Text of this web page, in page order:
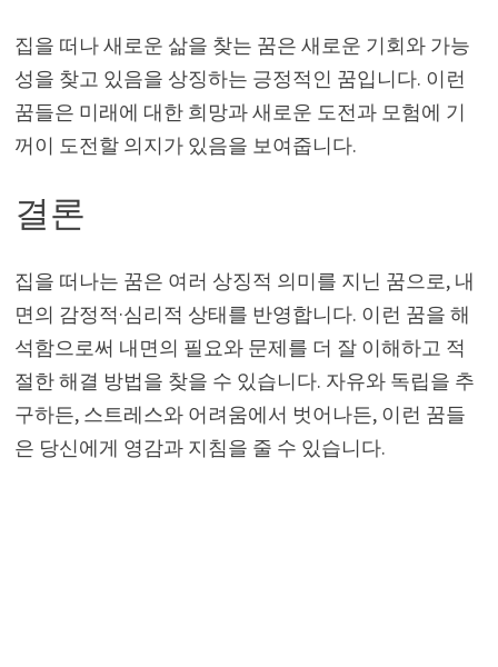
집을 떠나 새로운 삶을 찾는 꿈은 새로운 기회와 가능
성을 찾고 있음을 상징하는 긍정적인 꿈입니다. 이런
꿈들은 미래에 대한 희망과 새로운 도전과 모험에 기
꺼이 도전할 의지가 있음을 보여줍니다.
결론
집을 떠나는 꿈은 여러 상징적 의미를 지닌 꿈으로, 내
면의 감정적·심리적 상태를 반영합니다. 이런 꿈을 해
석함으로써 내면의 필요와 문제를 더 잘 이해하고 적
절한 해결 방법을 찾을 수 있습니다. 자유와 독립을 추
구하든, 스트레스와 어려움에서 벗어나든, 이런 꿈들
은 당신에게 영감과 지침을 줄 수 있습니다.